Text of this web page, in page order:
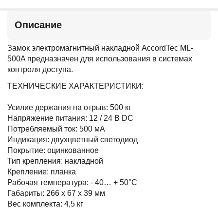
Описание
Замок электромагнитный накладной AccordTec ML-
500A предназначен для использования в системах
контроля доступа.
ТЕХНИЧЕСКИЕ ХАРАКТЕРИСТИКИ:
Усилие держания на отрыв: 500 кг
Напряжение питания: 12 / 24 В DC
Потребляемый ток: 500 мА
Индикация: двухцветный светодиод
Покрытие: оцинкованное
Тип крепления: накладной
Крепление: планка
Рабочая температура: - 40… + 50°С
Габариты: 266 х 67 х 39 мм
Вес комплекта: 4,5 кг